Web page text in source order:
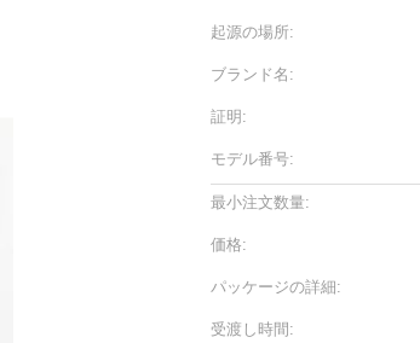
起源の場所:
ブランド名:
証明:
モデル番号:
最小注文数量:
価格:
パッケージの詳細:
受渡し時間: